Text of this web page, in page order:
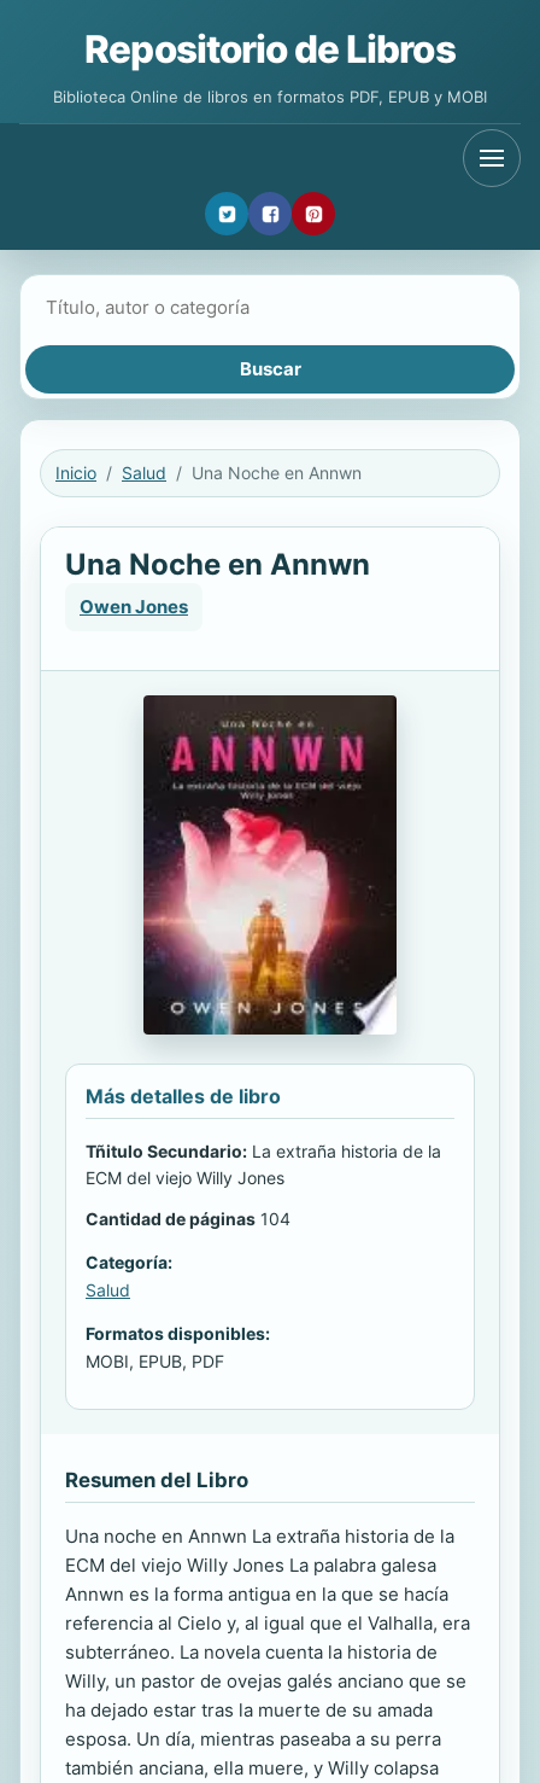
Repositorio de Libros
Biblioteca Online de libros en formatos PDF, EPUB y MOBI
Inicio Salud Una Noche en Annwn
Una Noche en Annwn
Owen Jones
Más detalles de libro
Tñitulo Secundario: La extraña historia de la
ECM del viejo Willy Jones
Cantidad de páginas 104
Categoría:
Salud
Formatos disponibles:
MOBI, EPUB, PDF
Resumen del Libro
Una noche en Annwn La extraña historia de la
ECM del viejo Willy Jones La palabra galesa
Annwn es la forma antigua en la que se hacía
referencia al Cielo y, al igual que el Valhalla, era
subterráneo. La novela cuenta la historia de
Willy, un pastor de ovejas galés anciano que se
ha dejado estar tras la muerte de su amada
esposa. Un día, mientras paseaba a su perra
también anciana, ella muere, y Willy colapsa